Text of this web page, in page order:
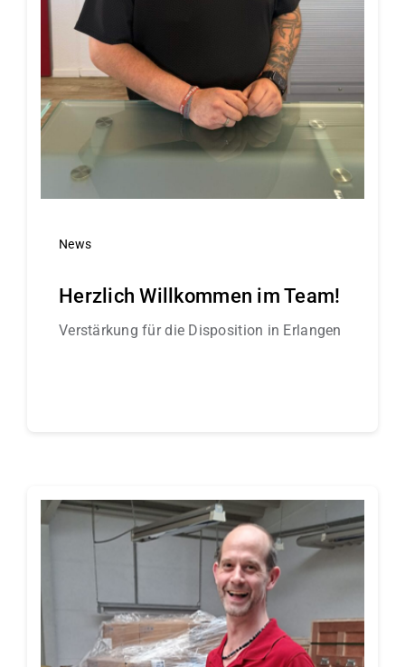
News
Herzlich Willkommen im Team!
Verstärkung für die Disposition in Erlangen